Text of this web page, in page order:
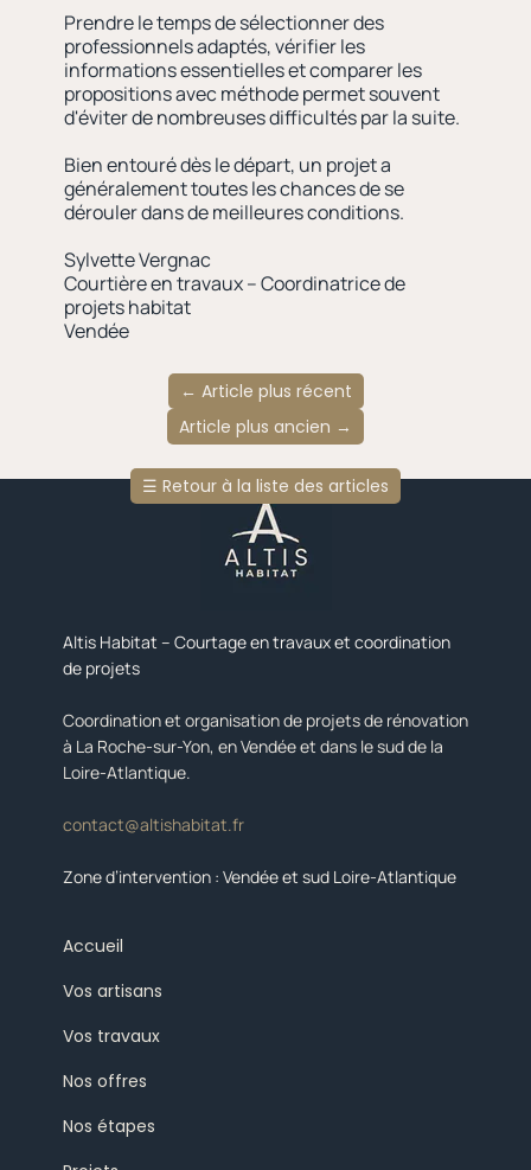
Accueil
Vos artisans
Vos travaux
Nos offres
Nos étapes
Altis Habitat – Courtage en travaux et coordination
de projets
Coordination et organisation de projets de rénovation
à La Roche-sur-Yon, en Vendée et dans le sud de la
Loire-Atlantique.
contact@altishabitat.fr
Zone d’intervention : Vendée et sud Loire-Atlantique
Prendre le temps de sélectionner des
professionnels adaptés, vérifier les
informations essentielles et comparer les
propositions avec méthode permet souvent
d'éviter de nombreuses difficultés par la suite.
Bien entouré dès le départ, un projet a
généralement toutes les chances de se
dérouler dans de meilleures conditions.
Sylvette Vergnac
Courtière en travaux – Coordinatrice de
projets habitat
Vendée
← Article plus récent
Article plus ancien →
☰ Retour à la liste des articles